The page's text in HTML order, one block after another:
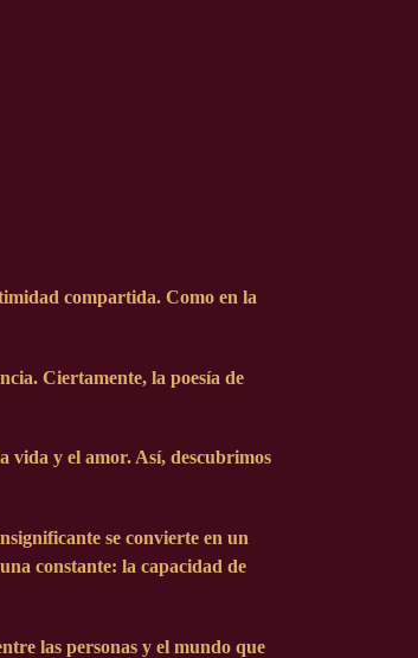
compartida. Como en la
Ciertamente, la poesía de
vida y el amor. Así, descubrimos
se convierte en un
constante: la capacidad de
las personas y el mundo que